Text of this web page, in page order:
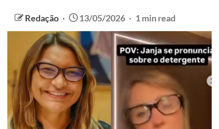
Redação 13/05/2026 1 min read